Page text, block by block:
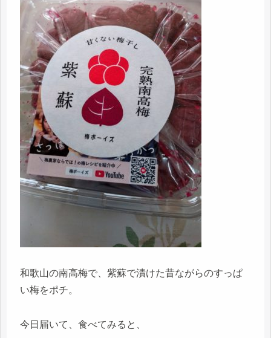
和歌山の南高梅で、紫蘇で漬けた昔ながらのすっぱ
い梅をポチ。
今日届いて、食べてみると、